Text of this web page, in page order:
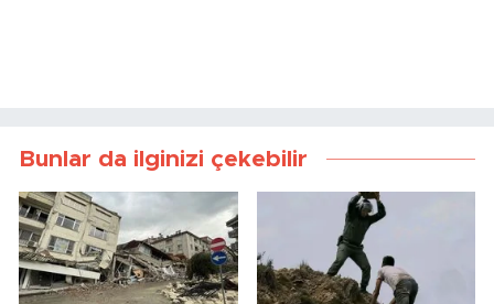
Bunlar da ilginizi çekebilir